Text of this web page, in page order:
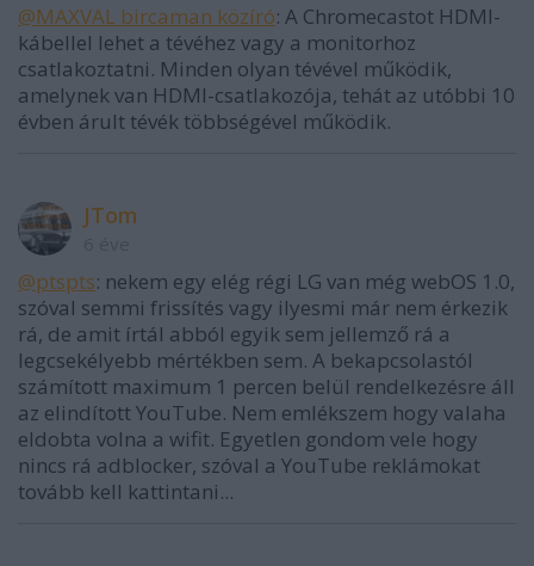
@MAXVAL bircaman közíró: A Chromecastot HDMI-
kábellel lehet a tévéhez vagy a monitorhoz
csatlakoztatni. Minden olyan tévével működik,
amelynek van HDMI-csatlakozója, tehát az utóbbi 10
évben árult tévék többségével működik.
JTom
@ptspts: nekem egy elég régi LG van még webOS 1.0,
szóval semmi frissítés vagy ilyesmi már nem érkezik
rá, de amit írtál abból egyik sem jellemző rá a
legcsekélyebb mértékben sem. A bekapcsolastól
számított maximum 1 percen belül rendelkezésre áll
az elindított YouTube. Nem emlékszem hogy valaha
eldobta volna a wifit. Egyetlen gondom vele hogy
nincs rá adblocker, szóval a YouTube reklámokat
tovább kell kattintani...